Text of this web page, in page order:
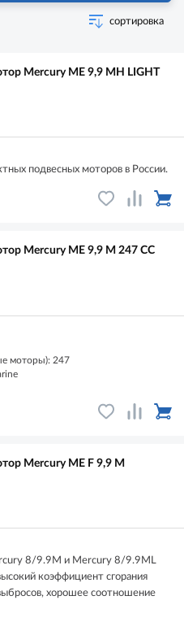
сортировка
Mercury ME 9,9 MH LIGHT
подвесных моторов в России.
Mercury ME 9,9 M 247 CC
моторы): 247
Mercury ME F 9,9 M
8/9.9M и Mercury 8/9.9ML
коэффициент сгорания
хорошее соотношение